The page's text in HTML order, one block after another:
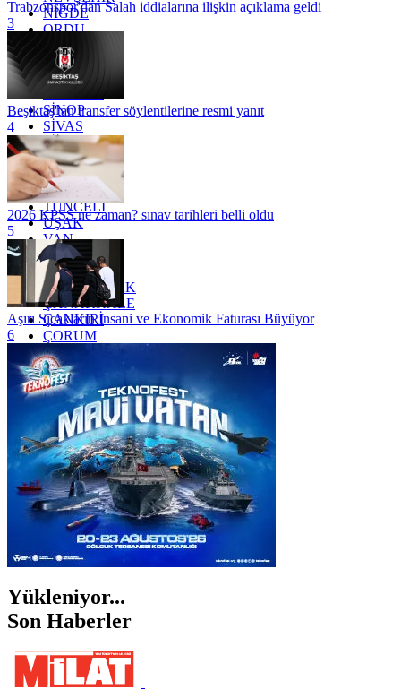
NİĞDE
ORDU
OSMANİYE
RİZE
SAKARYA
SİNOP
SİVAS
SİİRT
TEKİRDAĞ
TOKAT
TRABZON
TUNCELİ
UŞAK
VAN
YALOVA
YOZGAT
ZONGULDAK
ÇANAKKALE
ÇANKIRI
ÇORUM
İSTANBUL
İZMİR
ŞANLIURFA
ŞIRNAK
Trabzonspor'dan Salah iddialarına ilişkin açıklama geldi
3
Beşiktaş'tan transfer söylentilerine resmi yanıt
4
2026 KPSS ne zaman? sınav tarihleri belli oldu
5
Aşırı Sıcakların İnsani ve Ekonomik Faturası Büyüyor
6
Yükleniyor...
Son Haberler